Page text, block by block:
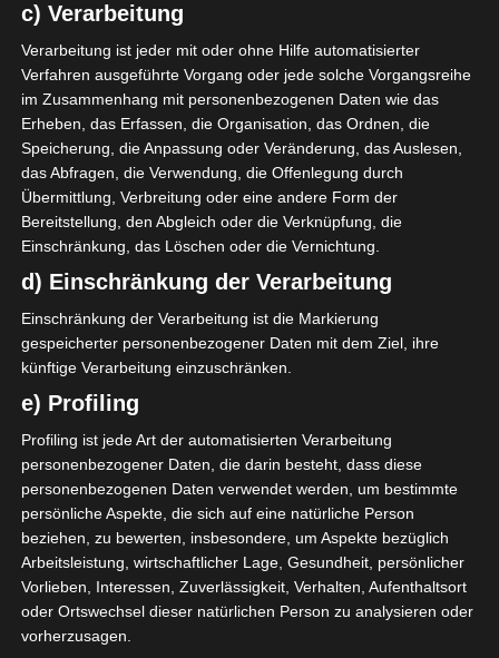
Soziale Medien
Stade Gabèsien, Abk.: SG, im Volksmund Stayda
genannt, ist ein Sportverein aus der südtunesischen
Stadt Gabès. Der Verein wurde im Sommer 1957
gegründet und trägt die Farben Grün und Weiß.
Aktuell spielt das Team in der zweiten Liga des
Landes, gilt aber Fahrstuhlmannschaft und
verbrachte auch mehrere Saisons in der ersten Liga.
SPIELPLAN
LETZTE BEGEGNUNGEN
Ligue 2 Pro
30 Mai 2026-16:00
Club Sportif de
Hammam-Lif (CSHL)
3 0
Stade Gabèsien (SG)
Stade Olympique de Sousse (Olympiastadion Sousse)
Finale - CS Hammam-Lif steigt auf
25 Mai 2026
c) Verarbeitung
Verarbeitung ist jeder mit oder ohne Hilfe automatisierter
Verfahren ausgeführte Vorgang oder jede solche Vorgangsreihe
im Zusammenhang mit personenbezogenen Daten wie das
Erheben, das Erfassen, die Organisation, das Ordnen, die
Speicherung, die Anpassung oder Veränderung, das Auslesen,
das Abfragen, die Verwendung, die Offenlegung durch
Übermittlung, Verbreitung oder eine andere Form der
Bereitstellung, den Abgleich oder die Verknüpfung, die
Einschränkung, das Löschen oder die Vernichtung.
d) Einschränkung der Verarbeitung
Einschränkung der Verarbeitung ist die Markierung
gespeicherter personenbezogener Daten mit dem Ziel, ihre
künftige Verarbeitung einzuschränken.
e) Profiling
Profiling ist jede Art der automatisierten Verarbeitung
personenbezogener Daten, die darin besteht, dass diese
personenbezogenen Daten verwendet werden, um bestimmte
persönliche Aspekte, die sich auf eine natürliche Person
beziehen, zu bewerten, insbesondere, um Aspekte bezüglich
Arbeitsleistung, wirtschaftlicher Lage, Gesundheit, persönlicher
Vorlieben, Interessen, Zuverlässigkeit, Verhalten, Aufenthaltsort
oder Ortswechsel dieser natürlichen Person zu analysieren oder
vorherzusagen.